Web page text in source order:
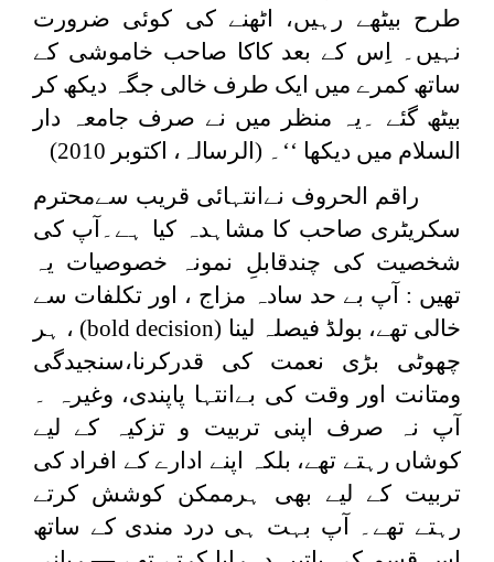
طرح بیٹھے رہیں، اٹھنے کی کوئی ضرورت
نہیں۔ اِس کے بعد کاکا صاحب خاموشی کے
ساتھ کمرے میں ایک طرف خالی جگہ دیکھ کر
بیٹھ گئے ۔یہ منظر میں نے صرف جامعہ دار
السلام میں دیکھا ‘‘۔ (الرسالہ، اکتوبر 2010)
راقم الحروف نےانتہائی قریب سےمحترم
سکریٹری صاحب کا مشاہدہ کیا ہے۔آپ کی
شخصیت کی چندقابلِ نمونہ خصوصیات یہ
تھیں : آپ بے حد سادہ مزاج ، اور تکلفات سے
خالی تھے، بولڈ فیصلہ لینا (bold decision) ، ہر
چھوٹی بڑی نعمت کی قدرکرنا،سنجیدگی
ومتانت اور وقت کی بےانتہا پاپندی، وغیرہ ۔
آپ نہ صرف اپنی تربیت و تزکیہ کے لیے
کوشاں رہتے تھے، بلکہ اپنے ادارے کے افراد کی
تربیت کے لیے بھی ہرممکن کوشش کرتے
رہتے تھے۔ آپ بہت ہی درد مندی کے ساتھ